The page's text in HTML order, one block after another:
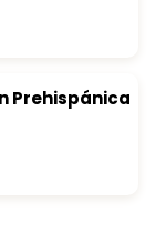
Prehispánica